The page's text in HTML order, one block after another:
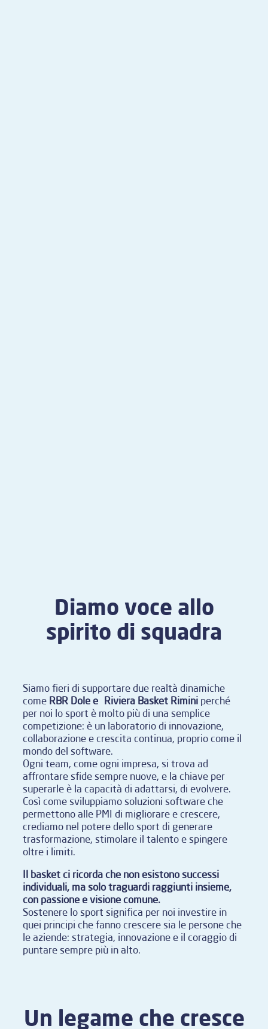
Diamo voce allo
spirito di squadra
Siamo fieri di supportare due realtà dinamiche
come RBR Dole e Riviera Basket Rimini perché
per noi lo sport è molto più di una semplice
competizione: è un laboratorio di innovazione,
collaborazione e crescita continua, proprio come il
mondo del software.
Ogni team, come ogni impresa, si trova ad
affrontare sfide sempre nuove, e la chiave per
superarle è la capacità di adattarsi, di evolvere.
Così come sviluppiamo soluzioni software che
permettono alle PMI di migliorare e crescere,
crediamo nel potere dello sport di generare
trasformazione, stimolare il talento e spingere
oltre i limiti.
Il basket ci ricorda che non esistono successi
individuali, ma solo traguardi raggiunti insieme,
con passione e visione comune.
Sostenere lo sport significa per noi investire in
quei principi che fanno crescere sia le persone che
le aziende: strategia, innovazione e il coraggio di
puntare sempre più in alto.
Un legame che cresce